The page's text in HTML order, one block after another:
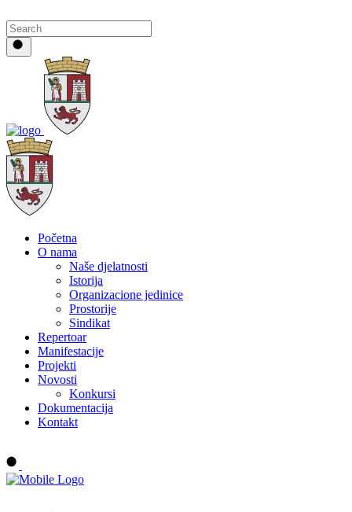
Početna
O nama
Naše djelatnosti
Istorija
Organizacione jedinice
Prostorije
Sindikat
Repertoar
Manifestacije
Projekti
Novosti
Konkursi
Dokumentacija
Kontakt